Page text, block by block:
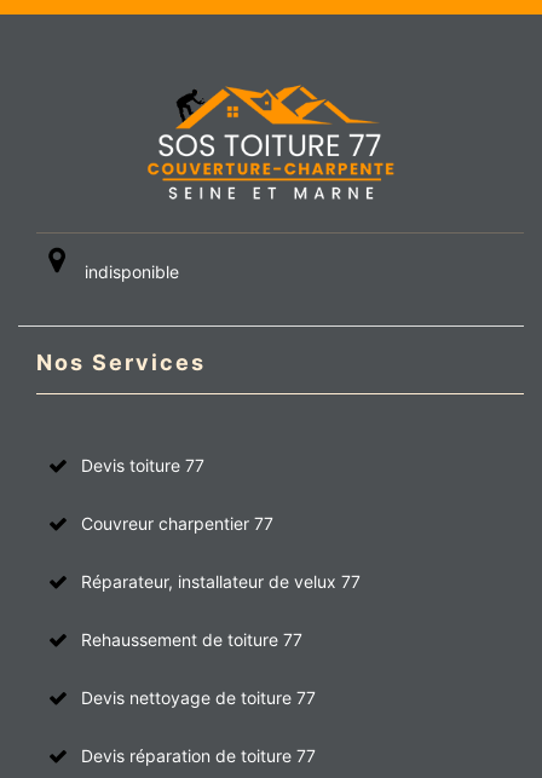
indisponible
Nos Services
Devis toiture 77
Couvreur charpentier 77
Réparateur, installateur de velux 77
Rehaussement de toiture 77
Devis nettoyage de toiture 77
Devis réparation de toiture 77